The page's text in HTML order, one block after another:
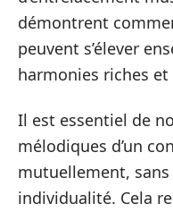
démontrent
peuvent s’élever
harmonies riches
Il est essentiel de
mélodiques d’un
mutuellement,
individualité. Cela